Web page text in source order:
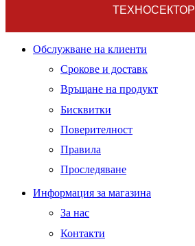
ТЕХНОСЕКТОР
Facebook
Twitter
Instagram
Pinterest
Linkedin
Youtube
VimeoОбслужване на клиенти
Срокове и доставк
Връщане на продукт
Бисквитки
Поверителност
Правила
Проследяване
Информация за магазина
За нас
Контакти